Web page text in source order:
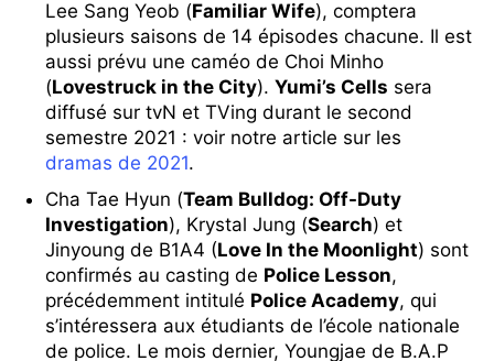
Lee Sang Yeob (Familiar Wife), comptera
plusieurs saisons de 14 épisodes chacune. Il est
aussi prévu une caméo de Choi Minho
(Lovestruck in the City). Yumi’s Cells sera
diffusé sur tvN et TVing durant le second
semestre 2021 : voir notre article sur les
dramas de 2021.
Cha Tae Hyun (Team Bulldog: Off-Duty
Investigation), Krystal Jung (Search) et
Jinyoung de B1A4 (Love In the Moonlight) sont
confirmés au casting de Police Lesson,
précédemment intitulé Police Academy, qui
s’intéressera aux étudiants de l’école nationale
de police. Le mois dernier, Youngjae de B.A.P